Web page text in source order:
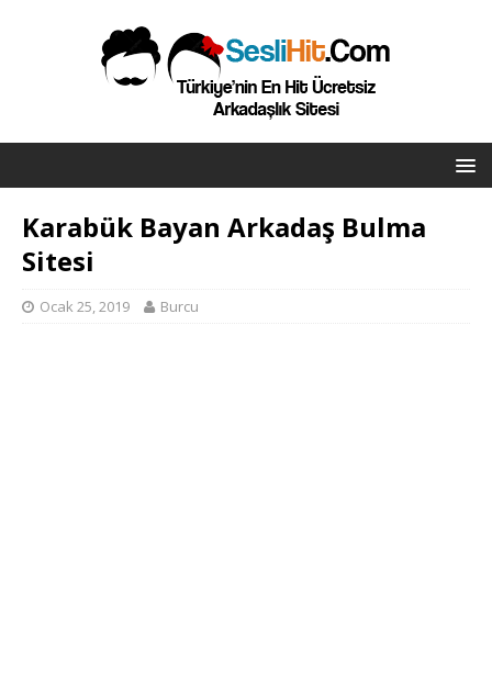
Karabük Bayan Arkadaş Bulma
Sitesi
Ocak 25, 2019 Burcu